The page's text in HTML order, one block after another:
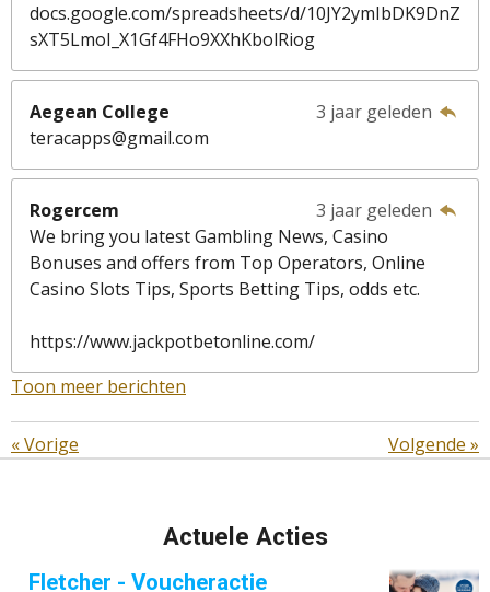
docs.google.com/spreadsheets/d/10JY2ymIbDK9DnZ
sXT5LmoI_X1Gf4FHo9XXhKbolRiog
Aegean College
3 jaar geleden
teracapps@gmail.com
Rogercem
3 jaar geleden
We bring you latest Gambling News, Casino
Bonuses and offers from Top Operators, Online
Casino Slots Tips, Sports Betting Tips, odds etc.
https://www.jackpotbetonline.com/
Toon meer berichten
«Vorige Volgende »
Actuele Acties
Fletcher - Voucheractie